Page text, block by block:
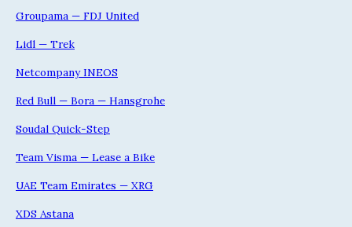
Groupama — FDJ United
Lidl — Trek
Netcompany INEOS
Red Bull — Bora — Hansgrohe
Soudal Quick-Step
Team Visma — Lease a Bike
UAE Team Emirates — XRG
XDS Astana